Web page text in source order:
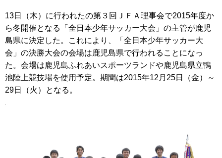
13日（木）に行われたの第３回ＪＦＡ理事会で2015年度か
ら冬開催となる「全日本少年サッカー大会」の主管が鹿児
島県に決定した。これにより、「全日本少年サッカー大
会」の決勝大会の会場は鹿児島県で行われることになっ
た。会場は鹿児島ふれあいスポーツランドや鹿児島県立鴨
池陸上競技場を使用予定。期間は2015年12月25日（金）～
29日（火）となる。